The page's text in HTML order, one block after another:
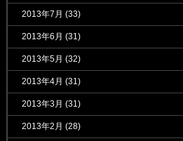
2013年7月 (33)
2013年6月 (31)
2013年5月 (32)
2013年4月 (31)
2013年3月 (31)
2013年2月 (28)